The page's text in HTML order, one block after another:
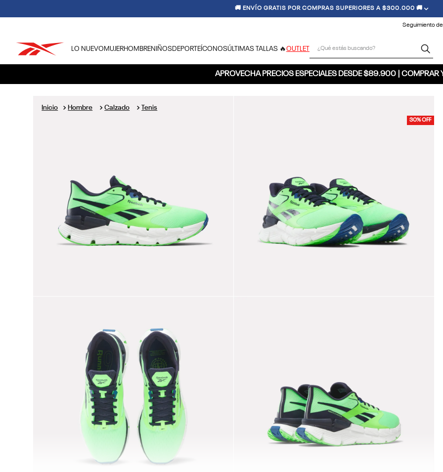
🚚 ENVÍO GRATIS POR COMPRAS SUPERIORES A $300.000 🚚
Seguimiento
LO NUEVO MUJERHOMBRENIÑOSDEPORTE ÍCONOSÚLTIMAS TALLAS 🔥OUTLET
APROVECHA PRECIOS ESPECIALES DESDE $89.900 | COMPRAR
30% OFF
Hombre Calzado Tenis
1.
tenis hombre
7.
américa cali
8.
camisetas
9.
reebok classics
10. club c